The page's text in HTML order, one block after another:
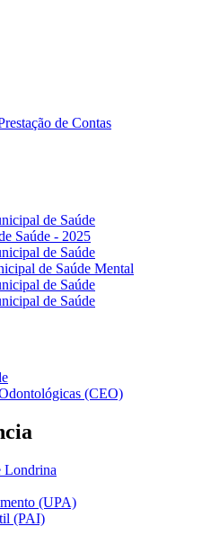
de Contas
de Saúde
Saúde - 2025
de Saúde
de Saúde Mental
de Saúde
de Saúde
(CEO)
Londrina
(UPA)
(PAI)